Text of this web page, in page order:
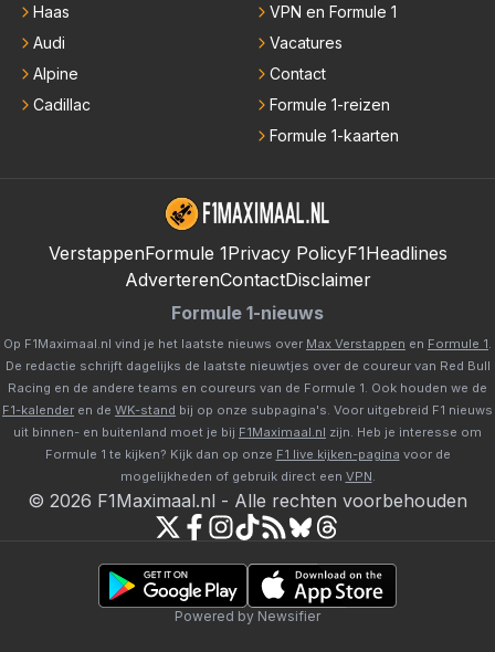
Haas
Audi
Alpine
Cadillac
VPN en Formule 1
Vacatures
Contact
Formule 1-reizen
Formule 1-kaarten
VerstappenFormule 1Privacy PolicyF1Headlines
AdverterenContactDisclaimer
Formule 1-nieuws
Op F1Maximaal.nl vind je het laatste nieuws over Max Verstappen en Formule 1
De redactie schrijft dagelijks de laatste nieuwtjes over de coureur van Red Bull
Racing en de andere teams en coureurs van de Formule 1. Ook houden we de
F1-kalender en de WK-stand bij op onze subpagina's. Voor uitgebreid F1 nieuws
uit binnen- en buitenland moet je bij F1Maximaal.nl zijn. Heb je interesse om
Formule 1 te kijken? Kijk dan op onze F1 live kijken-pagina voor de
mogelijkheden of gebruik direct een VPN
© 2026 F1Maximaal.nl - Alle rechten voorbehouden
Powered by Newsifier